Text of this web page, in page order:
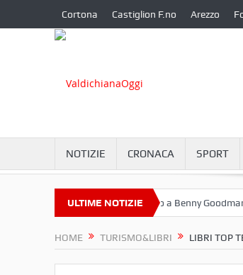
Cortona Castiglion F.no Arezzo
NOTIZIE CRONACA SPORT
ULTIME NOTIZIE
Omaggio a Benny Goodman ed
HOME TURISMO&LIBRI LIBRI TOP